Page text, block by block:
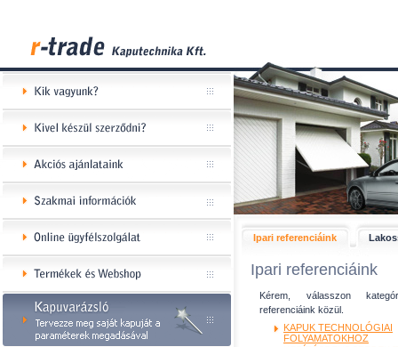
Ipari referenciáink
Ipari referenciáink
Kérem, válasszon
referenciáink közül.
KAPUK TECHNOLÓGIAI
FOLYAMATOKHOZ